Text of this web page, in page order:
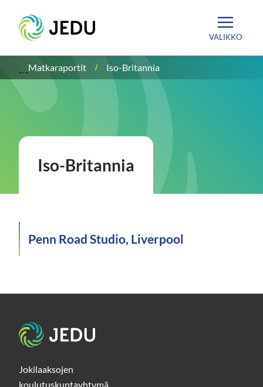
sisältöön
Etusivu
VALIKKO
Matkaraportit Iso-Britannia
Iso-Britannia
Penn Road Studio, Liverpool
Etusivu
Jokilaaksojen
koulutuskuntayhtymä